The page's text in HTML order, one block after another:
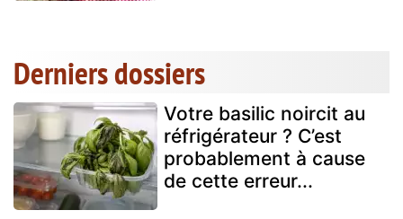
Derniers dossiers
Votre basilic noircit au
réfrigérateur ? C’est
probablement à cause
de cette erreur...